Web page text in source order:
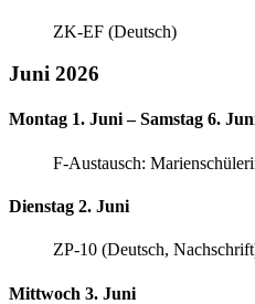
ZK-EF (Deutsch)
Juni 2026
Montag 1. Juni – Samstag 6.
F-Austausch:
Dienstag 2. Juni
ZP-10 (Deutsch,
Mittwoch 3. Juni